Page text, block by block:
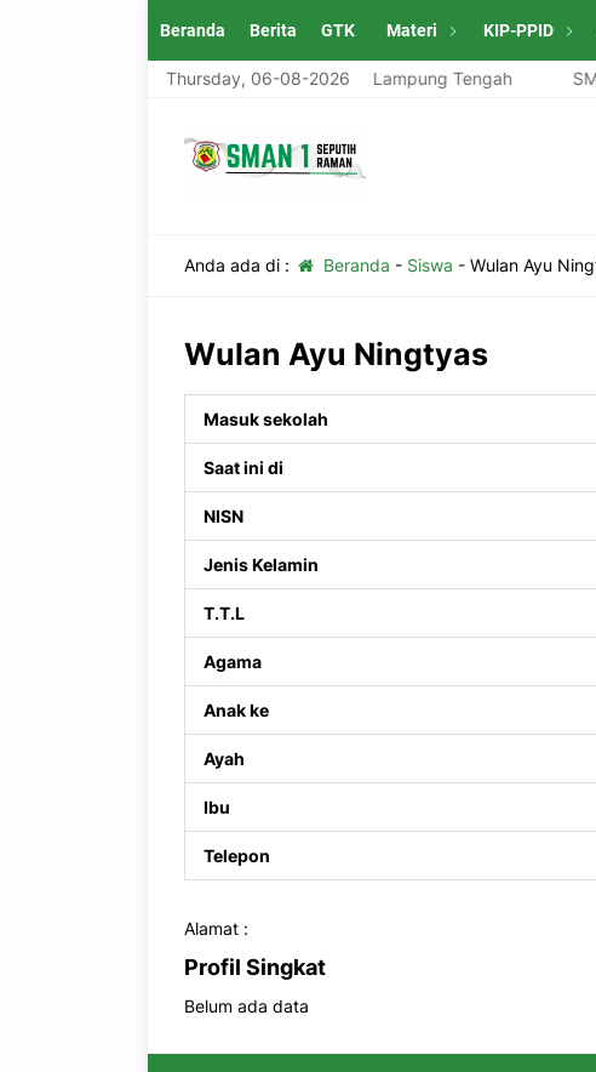
Beranda Berita GTK Materi KIP-PPID
Thursday, 06-08-2026
SMAN 1 Seputih Raman Lampung Tengah
Anda ada di : Beranda - Siswa - Wulan Ayu
Wulan Ayu Ningtyas
Masuk sekolah
Saat ini di
NISN
Jenis Kelamin
T.T.L
Agama
Anak ke
Ayah
Ibu
Telepon
Alamat :
Profil Singkat
Belum ada data